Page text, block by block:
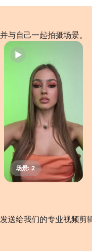
与自己一起拍摄场景。
送给我们的专业视频剪